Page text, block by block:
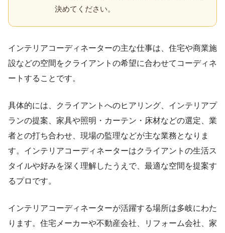
決めてください。
インテリアコーディネーターの主な仕事は、住宅や商業施
設などの空間をクライアントの希望に合わせてコーディネ
ートすることです。
具体的には、クライアントへのヒアリング、インテリアプ
ランの提案、家具や照明・カーテン・床材などの選定、業
者との打ち合わせ、現場の監理などが主な業務となりま
す。インテリアコーディネーターはクライアントの生活ス
タイルや好みを深く理解したうえで、最適な空間を提案す
るプロです。
インテリアコーディネーターが活躍する場所は多岐にわた
ります。住宅メーカーや不動産会社、リフォーム会社、家